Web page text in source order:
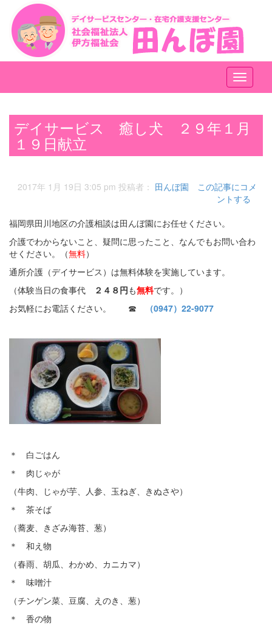
メ
ニ
ー
デイサービス 癒し犬 ２９年１月
１９日献立
2017年 1月 19日 3:05 pm 投稿者： 田んぼ園
この記事にコメ
ントする
福岡県田川地区の介護相談は田んぼ園にお任せください。
介護でわからないこと、疑問に思ったこと、なんでもお問い合わ
せください。（無料）
通所介護（デイサービス）は無料体験を実施しています。
（体験当日の食事代
２４８円も無料です。）
お気軽にお電話ください。 ☎
（0947）22-9077
＊ 白ごはん
＊ 肉じゃが
（牛肉、じゃが芋、人参、玉ねぎ、きぬさや）
＊ 茶そば
（蕎麦、きざみ海苔、葱）
＊ 和え物
（春雨、胡瓜、わかめ、カニカマ）
＊ 味噌汁
（チンゲン菜、豆腐、えのき、葱）
＊ 香の物